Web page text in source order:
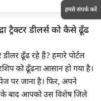
ट्रैक्टर डीलर्स को कैसे ढूँढ
ढूँढ रहे हैं? हमारे पोर्टल
को ढूँढना आसान हो गया है।
पर जाना है। फिर, अपने
बाद आपको उस विशेष जिले
हमसे संपर्क करें